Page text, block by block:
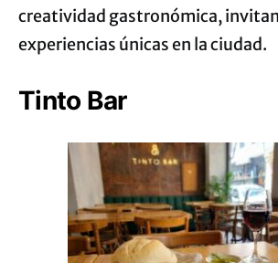
creatividad gastronómica,
experiencias únicas en la ciudad.
Tinto Bar